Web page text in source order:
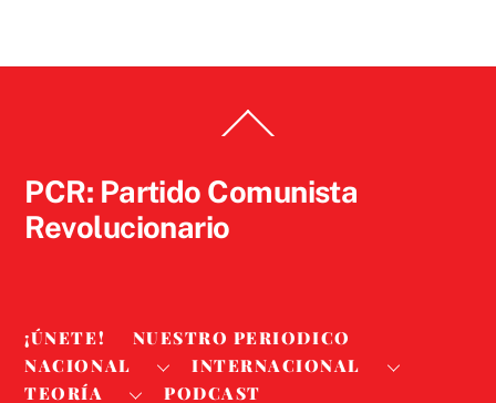
To
PCR: Partido Comunista
Revolucionario
¡ÚNETE!
NUESTRO PERIODICO
NACIONAL
INTERNACIONAL
TEORÍA
PODCAST